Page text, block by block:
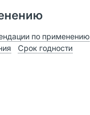
по применению
Срок годности